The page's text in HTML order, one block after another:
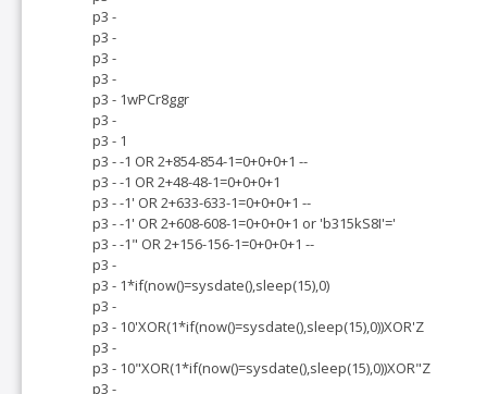
p3 -
p3 -
p3 -
p3 -
p3 - 1wPCr8ggr
p3 -
p3 - 1
p3 - -1 OR 2+854-854-1=0+0+0+1 --
p3 - -1 OR 2+48-48-1=0+0+0+1
p3 - -1' OR 2+633-633-1=0+0+0+1 --
p3 - -1' OR 2+608-608-1=0+0+0+1 or 'b315kS8I'='
p3 - -1" OR 2+156-156-1=0+0+0+1 --
p3 -
p3 - 1*if(now()=sysdate(),sleep(15),0)
p3 -
p3 - 10'XOR(1*if(now()=sysdate(),sleep(15),0))XOR'Z
p3 -
p3 - 10"XOR(1*if(now()=sysdate(),sleep(15),0))XOR"Z
p3 -